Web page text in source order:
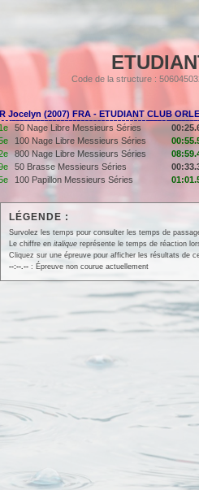
Code de la structure :
Jocelyn (2007) FRA - ETUDIANT CLUB
50 Nage Libre Messieurs Séries
100 Nage Libre Messieurs Séries
800 Nage Libre Messieurs Séries
50 Brasse Messieurs Séries
100 Papillon Messieurs Séries
LÉGENDE :
Survolez les temps pour consulter les temps de
Le chiffre en italiquereprésente le temps de réaction
Cliquez sur une épreuve pour afficher les résultats de
--:--.--: Épreuve non courue actuellement